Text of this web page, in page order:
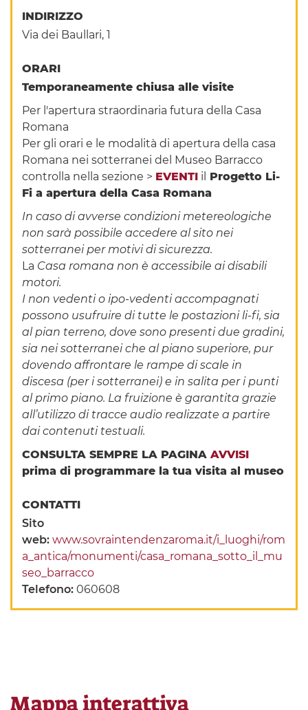
INDIRIZZO
Via dei Baullari, 1
ORARI
Temporaneamente chiusa alle visite
Per l'apertura straordinaria futura della Casa
Romana
Per gli orari e le modalità di apertura della casa
Romana nei sotterranei del Museo Barracco
controlla nella sezione > EVENTI il Progetto Li-
Fi a apertura della Casa Romana
In caso di avverse condizioni metereologiche
non sarà possibile accedere al sito nei
sotterranei per motivi di sicurezza.
La Casa romana non è accessibile ai disabili
motori.
I non vedenti o ipo-vedenti accompagnati
possono usufruire di tutte le postazioni li-fi, sia
al pian terreno, dove sono presenti due gradini,
sia nei sotterranei che al piano superiore, pur
dovendo affrontare le rampe di scale in
discesa (per i sotterranei) e in salita per i punti
al primo piano. La fruizione è garantita grazie
all’utilizzo di tracce audio realizzate a partire
dai contenuti testuali.
CONSULTA SEMPRE LA PAGINAAVVISI
prima di programmare la tua visita al museo
CONTATTI
Sito
web:www.sovraintendenzaroma.it/i_luoghi/rom
a_antica/monumenti/casa_romana_sotto_il_mu
seo_barracco
Telefono:060608
Mappa interattiva